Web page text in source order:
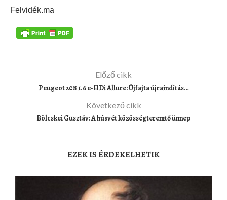
Felvidék.ma
Előző cikk
Peugeot 208 1.6 e-HDi Allure: Újfajta újraindítás…
Következő cikk
Bölcskei Gusztáv: A húsvét közösségteremtő ünnep
EZEK IS ÉRDEKELHETIK